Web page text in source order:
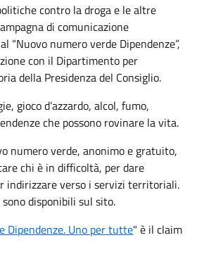
contro la droga e le altre
di comunicazione
“Nuovo numero verde Dipendenze”,
con il Dipartimento per
della Presidenza del Consiglio.
gioco d’azzardo, alcol, fumo,
che possono rovinare la vita.
numero verde, anonimo e gratuito,
chi è in difficoltà, per dare
indirizzare verso i servizi territoriali.
disponibili sul sito.
Dipendenze. Uno per tutte" è il claim